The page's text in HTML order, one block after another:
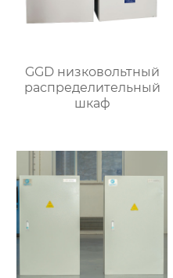
GGD низковольтный
распределительный
шкаф